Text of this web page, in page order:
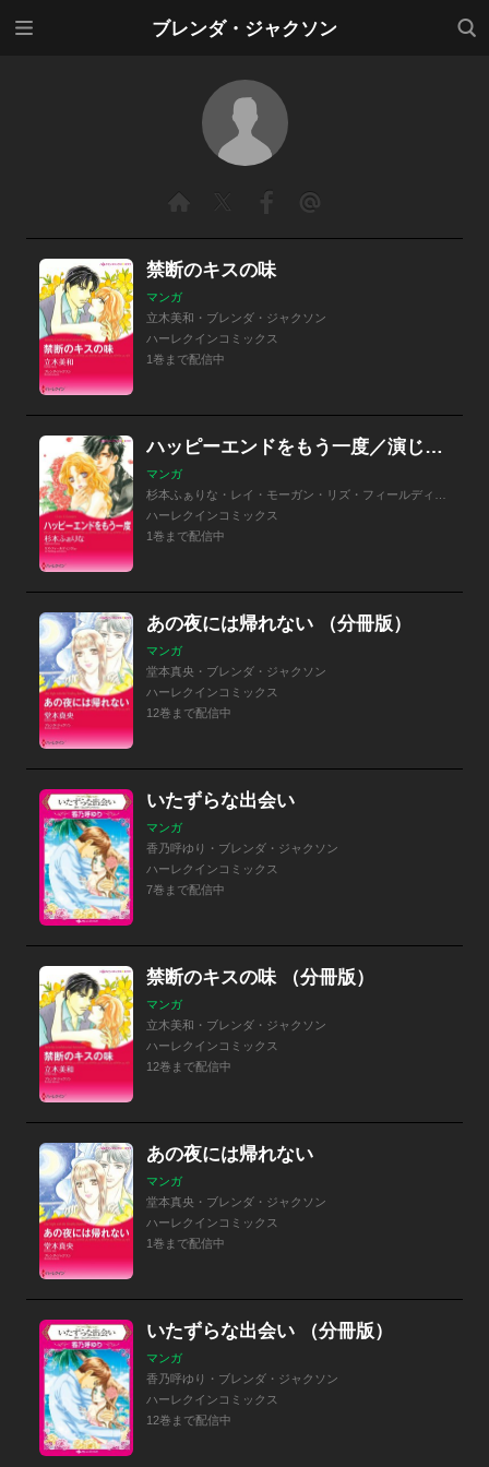
ブレンダ・ジャクソン
検索
禁断のキスの味
マンガ
立木美和・ブレンダ・ジャクソン
ハーレクインコミックス
1巻まで配信中
ハッピーエンドをもう一度／演じきれない別れ／初恋はいまも心に
マンガ
ハーレクインコミックス
1巻まで配信中
あの夜には帰れない （分冊版）
マンガ
堂本真央・ブレンダ・ジャクソン
ハーレクインコミックス
12巻まで配信中
いたずらな出会い
マンガ
香乃呼ゆり・ブレンダ・ジャクソン
ハーレクインコミックス
7巻まで配信中
禁断のキスの味 （分冊版）
マンガ
立木美和・ブレンダ・ジャクソン
ハーレクインコミックス
12巻まで配信中
あの夜には帰れない
マンガ
堂本真央・ブレンダ・ジャクソン
ハーレクインコミックス
1巻まで配信中
いたずらな出会い （分冊版）
マンガ
香乃呼ゆり・ブレンダ・ジャクソン
ハーレクインコミックス
12巻まで配信中